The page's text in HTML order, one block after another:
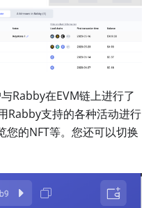
Rabby在EVM链上进行了
Rabby支持的各种活动进行
您的NFT等。您还可以切换